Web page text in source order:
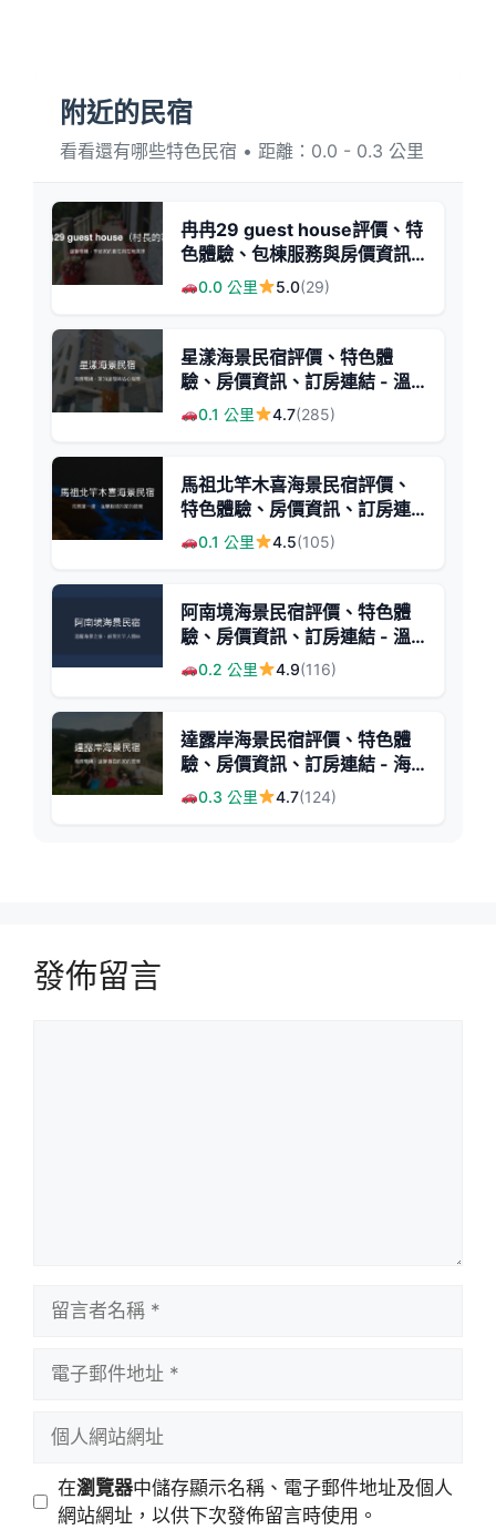
附近的民宿
看看還有哪些特色民宿 • 距離：0.0 - 0.3 公里
冉冉29 guest house評價、特
色體驗、包棟服務與房價資訊 -
溫馨包棟民宿
0.0 公里 5.0(29)
星漾海景民宿評價、特色體
驗、房價資訊、訂房連結 - 溫
馨海景與親切服務
0.1 公里 4.7(285)
馬祖北竿木喜海景民宿評價、
特色體驗、房價資訊、訂房連
結 - 海景第一排溫馨住宿
0.1 公里 4.5(105)
阿南境海景民宿評價、特色體
驗、房價資訊、訂房連結 - 溫
馨海景家庭旅宿
0.2 公里 4.9(116)
達露岸海景民宿評價、特色體
驗、房價資訊、訂房連結 - 海
景與親切主人
0.3 公里 4.7(124)
發佈留言
址
站
在瀏覽器中儲存顯示名稱、電子郵件地址及個人
網站網址，以供下次發佈留言時使用。